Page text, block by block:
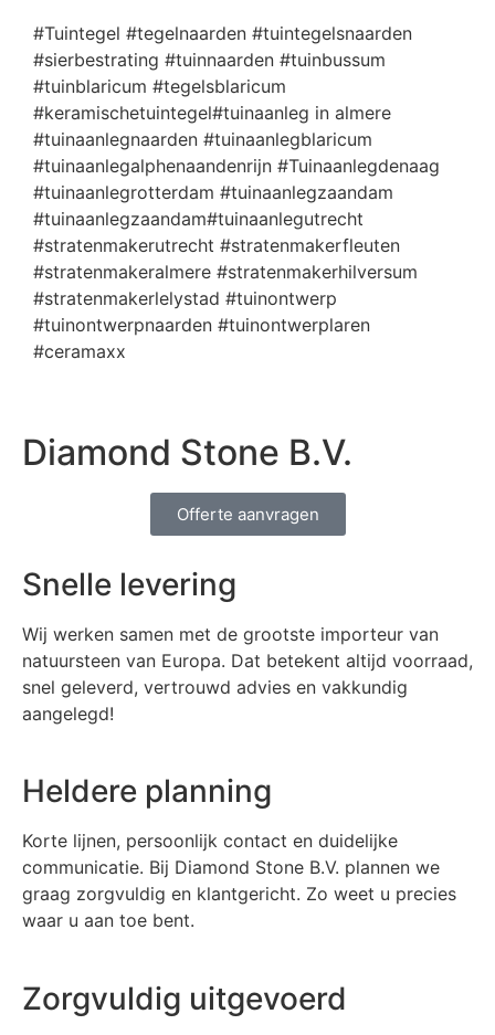
#Tuintegel #tegelnaarden #tuintegelsnaarden
#sierbestrating #tuinnaarden #tuinbussum
#tuinblaricum #tegelsblaricum
#keramischetuintegel#tuinaanleg in almere
#tuinaanlegnaarden #tuinaanlegblaricum
#tuinaanlegalphenaandenrijn #Tuinaanlegdenaag
#tuinaanlegrotterdam #tuinaanlegzaandam
#tuinaanlegzaandam#tuinaanlegutrecht
#stratenmakerutrecht #stratenmakerfleuten
#stratenmakeralmere #stratenmakerhilversum
#stratenmakerlelystad #tuinontwerp
#tuinontwerpnaarden #tuinontwerplaren
#ceramaxx
Diamond Stone B.V.
Offerte aanvragen
Snelle levering
Wij werken samen met de grootste importeur van
natuursteen van Europa. Dat betekent altijd voorraad,
snel geleverd, vertrouwd advies en vakkundig
aangelegd!
Heldere planning
Korte lijnen, persoonlijk contact en duidelijke
communicatie. Bij Diamond Stone B.V. plannen we
graag zorgvuldig en klantgericht. Zo weet u precies
waar u aan toe bent.
Zorgvuldig uitgevoerd